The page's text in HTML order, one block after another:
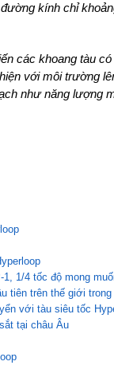
kính chỉ
các khoang tàu
với môi trường
như năng lượng
1/4 tốc độ mong
tiên trên thế giới
với tàu siêu tốc
tại châu Âu